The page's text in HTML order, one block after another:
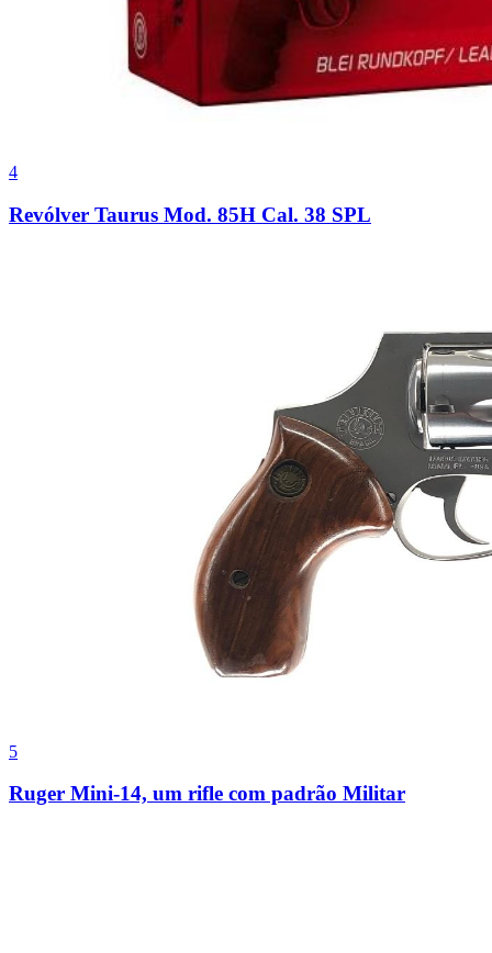
4
Revólver Taurus Mod. 85H Cal. 38 SPL
5
Ruger Mini-14, um rifle com padrão Militar